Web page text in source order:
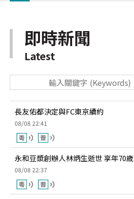
即時新聞
Latest
長友佑都決定與FC東京續約
08/08 22:41
永和豆漿創辦人林炳生逝世 享年70歲
08/08 22:37